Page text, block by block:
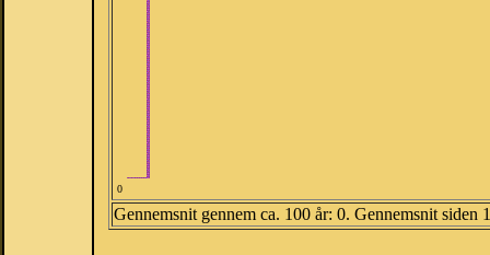
0
Gennemsnit gennem ca. 100 år: 0. Gennemsnit siden